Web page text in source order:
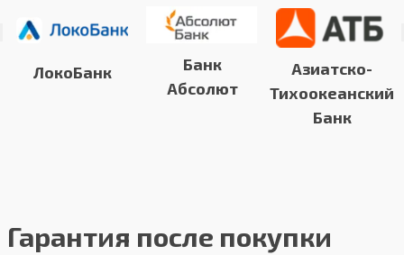
ЛокоБанк
Банк
Абсолют
Азиатско-
Тихоокеанский
Банк
Гарантия после покупки